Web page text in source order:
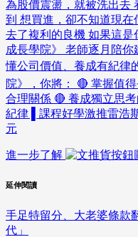
為股價震盪，就被洗出去
到 想買進，卻不知道現
去了複利的良機 如果這是
成長學院》 老師逐月陪
懂公司價值、養成有紀律
院》，你將： 🔴 掌握值
合理關係 🔴 養成獨立思
紀律 ▌課程好學激推雷浩
元
進一步了解
延伸閱讀
手足特留分、大老婆條款
代」